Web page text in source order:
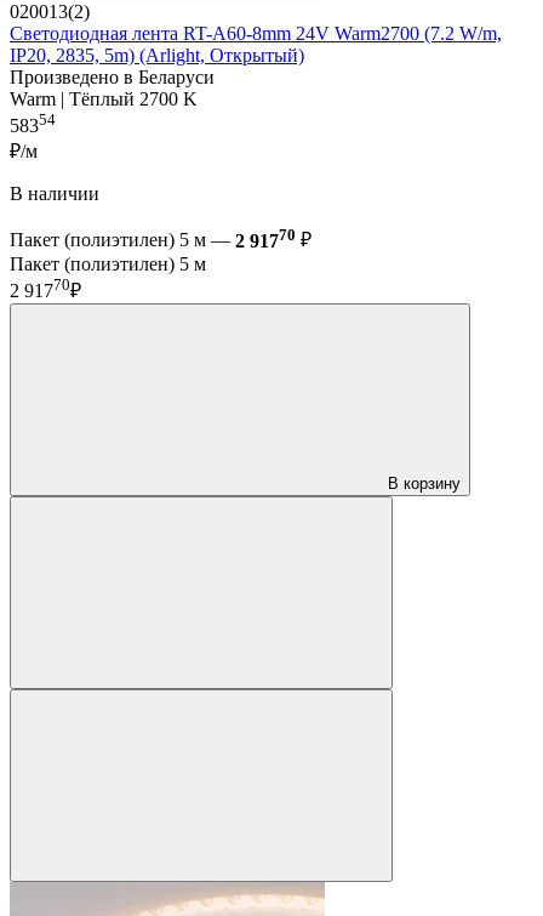
020013(2)
Светодиодная лента RT-A60-8mm 24V Warm2700 (7.2 W/m,
IP20, 2835, 5m) (Arlight, Открытый)
Произведено в Беларуси
Warm | Тёплый 2700 K
58354
₽/м
В наличии
Пакет (полиэтилен) 5 м — 2 91770 ₽
Пакет (полиэтилен) 5 м
2 91770₽
В корзину